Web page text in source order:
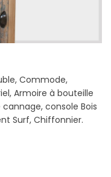
Commode,
Armoire à bouteille
console Bois
Surf, Chiffonnier.